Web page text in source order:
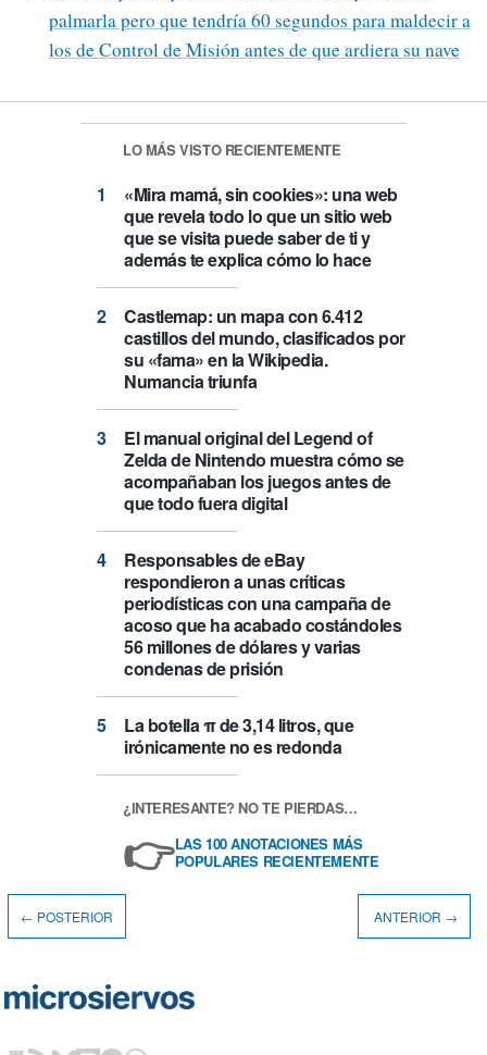
palmarla pero que tendría 60 segundos para maldecir a
los de Control de Misión antes de que ardiera su nave
LO MÁS VISTO RECIENTEMENTE
«Mira mamá, sin cookies»: una web
que revela todo lo que un sitio web
que se visita puede saber de ti y
además te explica cómo lo hace
Castlemap: un mapa con 6.412
castillos del mundo, clasificados por
su «fama» en la Wikipedia.
Numancia triunfa
El manual original del Legend of
Zelda de Nintendo muestra cómo se
acompañaban los juegos antes de
que todo fuera digital
Responsables de eBay
respondieron a unas críticas
periodísticas con una campaña de
acoso que ha acabado costándoles
56 millones de dólares y varias
condenas de prisión
La botella π de 3,14 litros, que
irónicamente no es redonda
¿INTERESANTE? NO TE PIERDAS…
👉LAS 100 ANOTACIONES MÁS
POPULARES RECIENTEMENTE
← POSTERIOR ANTERIOR →